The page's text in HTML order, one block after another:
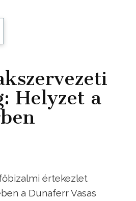
Helyzet a
értekezlet
a Dunaferr Vasas